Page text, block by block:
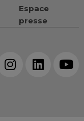
Espace
presse